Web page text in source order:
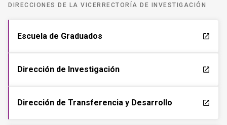
DIRECCIONES DE LA VICERRECTORÍA DE INVESTIGACIÓN
Escuela de Graduados launch
Dirección de Investigación launch
Dirección de Transferencia y Desarrollo launch